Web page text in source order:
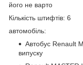
його не варто
Кількість штифтів: 6
автомобіль:
Автобус Renault
випуску